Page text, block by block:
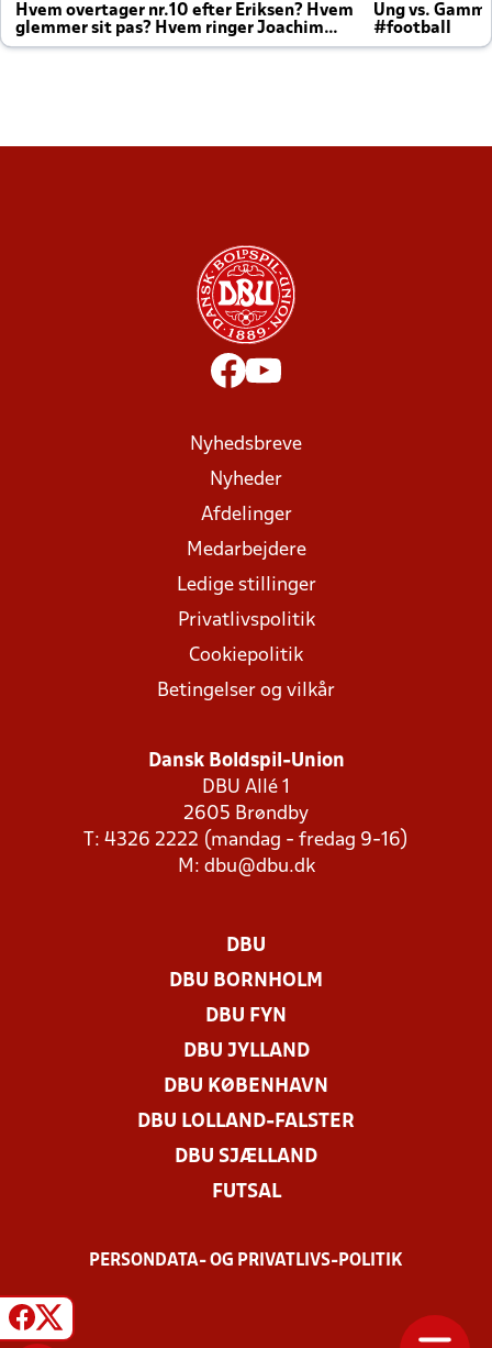
Hvem overtager nr.10 efter Eriksen? Hvem
glemmer sit pas? Hvem ringer Joachim
altid til efter kampe?
Ung vs.
#football
Nyhedsbreve
Nyheder
Afdelinger
Medarbejdere
Ledige stillinger
Privatlivspolitik
Cookiepolitik
Betingelser og vilkår
Dansk Boldspil-Union
DBU Allé 1
2605 Brøndby
T: 4326 2222 (mandag - fredag 9-16)
M: dbu@dbu.dk
DBU
DBU BORNHOLM
DBU FYN
DBU JYLLAND
DBU KØBENHAVN
DBU LOLLAND-FALSTER
DBU SJÆLLAND
FUTSAL
PERSONDATA- OG PRIVATLIVS-POLITIK